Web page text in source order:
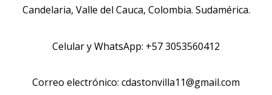
Candelaria, Valle del Cauca, Colombia. Sudamérica.
Celular y WhatsApp: +57 3053560412
Correo electrónico: cdastonvilla11@gmail.com